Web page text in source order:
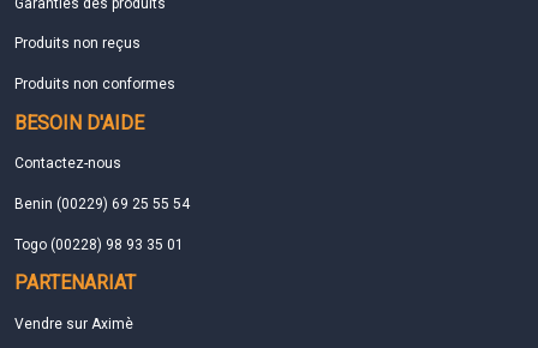
Produits non reçus
Produits non conformes
BESOIN D'AIDE
Contactez-nous
Benin (00229) 69 25 55 54
Togo (00228) 98 93 35 01
PARTENARIAT
Vendre sur Aximè